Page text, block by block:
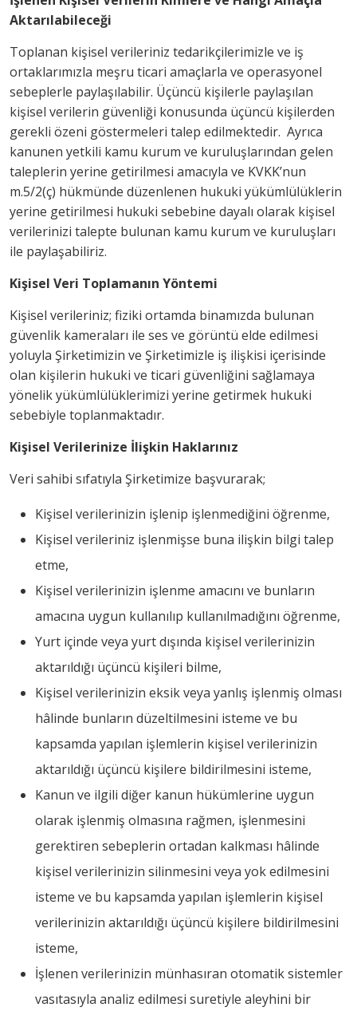
Aktarılabileceği
Toplanan kişisel verileriniz tedarikçilerimizle ve iş
ortaklarımızla meşru ticari amaçlarla ve operasyonel
sebeplerle paylaşılabilir. Üçüncü kişilerle paylaşılan
kişisel verilerin güvenliği konusunda üçüncü kişilerden
gerekli özeni göstermeleri talep edilmektedir. Ayrıca
kanunen yetkili kamu kurum ve kuruluşlarından gelen
taleplerin yerine getirilmesi amacıyla ve KVKK’nun
m.5/2(ç) hükmünde düzenlenen hukuki yükümlülüklerin
yerine getirilmesi hukuki sebebine dayalı olarak kişisel
verilerinizi talepte bulunan kamu kurum ve kuruluşları
ile paylaşabiliriz.
Kişisel Veri Toplamanın Yöntemi
Kişisel verileriniz; fiziki ortamda binamızda bulunan
güvenlik kameraları ile ses ve görüntü elde edilmesi
yoluyla Şirketimizin ve Şirketimizle iş ilişkisi içerisinde
olan kişilerin hukuki ve ticari güvenliğini sağlamaya
yönelik yükümlülüklerimizi yerine getirmek hukuki
sebebiyle toplanmaktadır.
Kişisel Verilerinize İlişkin Haklarınız
Veri sahibi sıfatıyla Şirketimize başvurarak;
Kişisel verilerinizin işlenip işlenmediğini öğrenme,
Kişisel verileriniz işlenmişse buna ilişkin bilgi talep
etme,
Kişisel verilerinizin işlenme amacını ve bunların
amacına uygun kullanılıp kullanılmadığını öğrenme,
Yurt içinde veya yurt dışında kişisel verilerinizin
aktarıldığı üçüncü kişileri bilme,
Kişisel verilerinizin eksik veya yanlış işlenmiş olması
hâlinde bunların düzeltilmesini isteme ve bu
kapsamda yapılan işlemlerin kişisel verilerinizin
aktarıldığı üçüncü kişilere bildirilmesini isteme,
Kanun ve ilgili diğer kanun hükümlerine uygun
olarak işlenmiş olmasına rağmen, işlenmesini
gerektiren sebeplerin ortadan kalkması hâlinde
kişisel verilerinizin silinmesini veya yok edilmesini
isteme ve bu kapsamda yapılan işlemlerin kişisel
verilerinizin aktarıldığı üçüncü kişilere bildirilmesini
isteme,
İşlenen verilerinizin münhasıran otomatik sistemler
vasıtasıyla analiz edilmesi suretiyle aleyhini bir